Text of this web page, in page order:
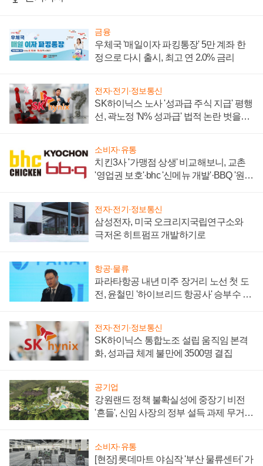
금융
우체국 '매일이자 파킹통장' 5만 계좌 한
정으로 다시 출시, 최고 연 2.0% 금리
전자·전기·정보통신
SK하이닉스 노사 '성과급 주식 지급' 평행
선, 곽노정 'N% 성과급' 법적 논란 벗을지
소비자·유통
치킨3사 '가맹점 상생' 비교해보니, 교촌
'영업권 보호'·bhc '신메뉴 개발'·BBQ '원가
전자·전기·정보통신
삼성전자, 미국 오크리지국립연구소와
극저온 히트펌프 개발하기로
항공·물류
파라타항공 내년 미주 장거리 노선 첫 도
전, 윤철민 '하이브리드 항공사' 승부수 통
전자·전기·정보통신
SK하이닉스 통합노조 설립 움직임 본격
화, 성과급 체계 불만에 3500명 결집
공기업
강원랜드 정책 불확실성에 중장기 비전
'흔들', 신임 사장의 정부 설득 과제 무거워
소비자·유통
[현장] 롯데마트 야심작 '부산 물류센터' 가